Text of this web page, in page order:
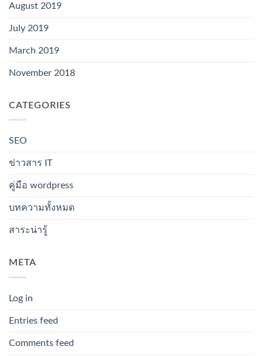
August 2019
July 2019
March 2019
November 2018
CATEGORIES
SEO
ข่าวสาร IT
คู่มือ wordpress
บทความทั้งหมด
สาระน่ารู้
META
Log in
Entries feed
Comments feed